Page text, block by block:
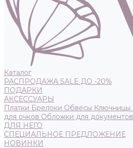
Каталог
РАСПРОДАЖА SALE ДО -20%
ПОДАРКИ
АКСЕССУАРЫ
Платки Брелоки Обвесы Ключницы
для очков Обложки для документов
ДЛЯ НЕГО
СПЕЦИАЛЬНОЕ ПРЕДЛОЖЕНИЕ
НОВИНКИ